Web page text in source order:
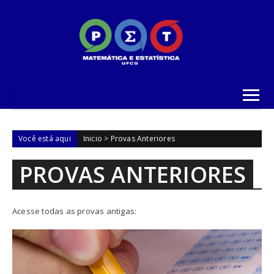
Você está aqui Inicio > Provas Anteriores
PROVAS ANTERIORES
Acesse todas as provas antigas: